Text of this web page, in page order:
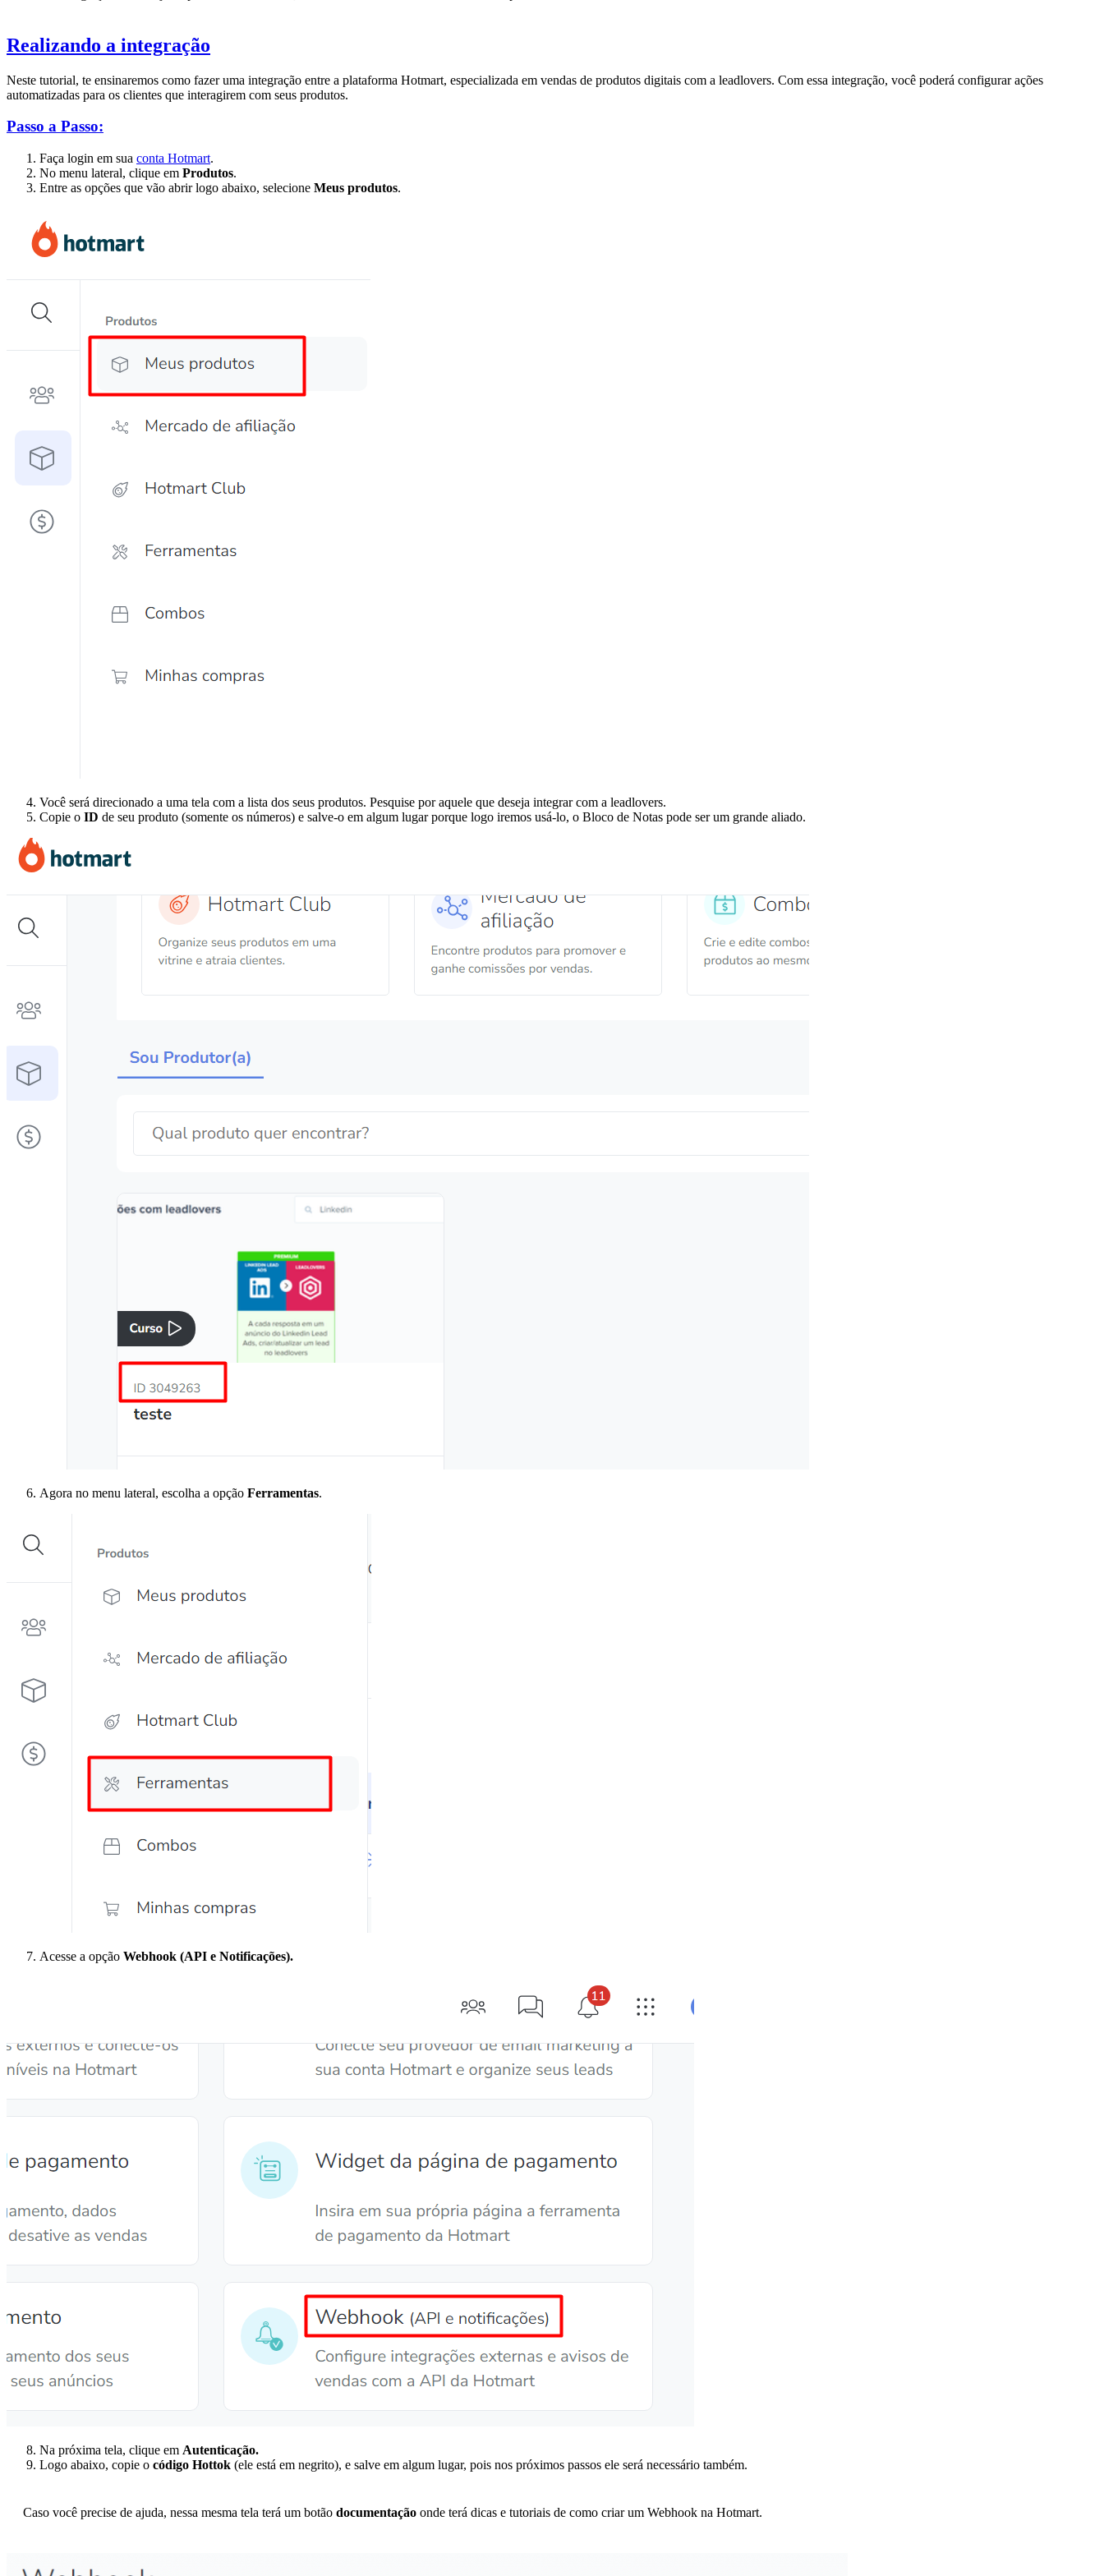
Realizando a integração
Neste tutorial, te ensinaremos como fazer uma integração entre a plataforma Hotmart, especializada em vendas de produtos digitais com a leadlovers. Com essa integração, você poderá configurar ações
automatizadas para os clientes que interagirem com seus produtos.
Passo a Passo:
Faça login em sua conta Hotmart.
No menu lateral, clique em Produtos.
Entre as opções que vão abrir logo abaixo, selecione Meus produtos.
Você será direcionado a uma tela com a lista dos seus produtos. Pesquise por aquele que deseja integrar com a leadlovers.
Copie o ID de seu produto (somente os números) e salve-o em algum lugar porque logo iremos usá-lo, o Bloco de Notas pode ser um grande aliado.
Agora no menu lateral, escolha a opção Ferramentas.
Acesse a opção Webhook (API e Notificações).
Na próxima tela, clique em Autenticação.
Logo abaixo, copie o código Hottok (ele está em negrito), e salve em algum lugar, pois nos próximos passos ele será necessário também.
Caso você precise de ajuda, nessa mesma tela terá um botão documentação onde terá dicas e tutoriais de como criar um Webhook na Hotmart.